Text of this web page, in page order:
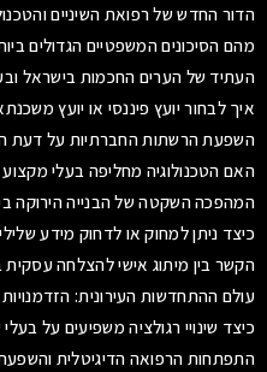
הדור החדש של רפואת השיניים
מהם הסיכונים המשפטיים הגדולים
העתיד של הערים החכמות בישראל
איך לבחור יועץ פיננסי או יועץ
השפעת הרשתות החברתיות על דעת
האם הטכנולוגיה מחליפה בעלי
המהפכה השקטה של הבנייה הירוקה
כיצד ניתן למחוק או לדחוק מידע
הקשר בין מיתוג אישי להצלחה עסקית
עולם ההתחדשות העירונית: הזדמנויות
כיצד שינויי רגולציה משפיעים על
התפתחות הרפואה הדיגיטלית